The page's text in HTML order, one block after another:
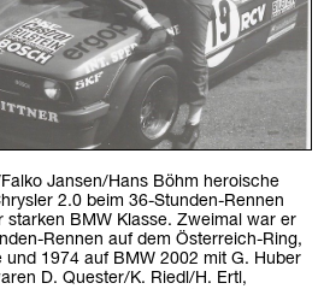
Jansen/Hans Böhm heroische
2.0 beim 36-Stunden-Rennen
starken BMW Klasse. Zweimal war er
Rennen auf dem Österreich-Ring,
und 1974 auf BMW 2002 mit G. Huber
D. Quester/K. Riedl/H. Ertl,